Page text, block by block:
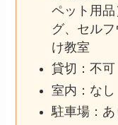
ペット用
グ、セル
け教室
貸切：不可
室内：なし
駐車場：あ